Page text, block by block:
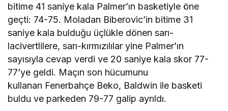
bitime 41 saniye kala Palmer’ın basketiyle öne
geçti: 74-75. Moladan Biberovic’in bitime 31
saniye kala bulduğu üçlükle dönen sarı-
lacivertlilere, sarı-kırmızılılar yine Palmer’ın
sayısıyla cevap verdi ve 20 saniye kala skor 77-
77’ye geldi. Maçın son hücumunu
kullanan Fenerbahçe Beko, Baldwin ile basketi
buldu ve parkeden 79-77 galip ayrıldı.